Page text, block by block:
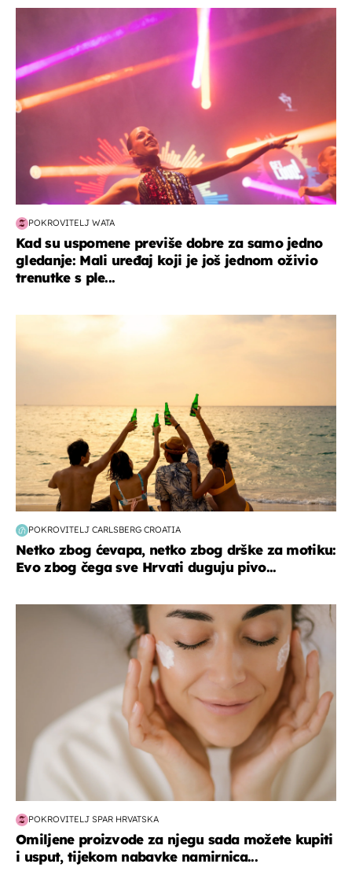
POKROVITELJ WATA
Kad su uspomene previše dobre za samo jedno
gledanje: Mali uređaj koji je još jednom oživio
trenutke s ple...
POKROVITELJ CARLSBERG CROATIA
Netko zbog ćevapa, netko zbog drške za motiku:
Evo zbog čega sve Hrvati duguju pivo...
moda & ljepota
POKROVITELJ SPAR HRVATSKA
Omiljene proizvode za njegu sada možete kupiti
i usput, tijekom nabavke namirnica...